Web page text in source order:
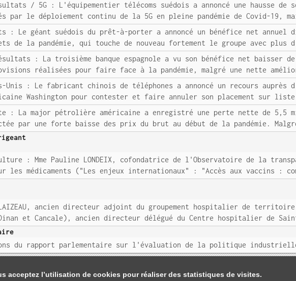
acceptez l’utilisation de cookies pour réaliser des statistiques de visites.
/ 5G : L'équipementier télécoms suédois a annoncé une hausse de
par le déploiement continu de la 5G en pleine pandémie de Covid-19,
: Le géant suédois du prêt-à-porter a annoncé un bénéfice net annuel
de la pandémie, qui touche de nouveau fortement le groupe avec plus
: La troisième banque espagnole a vu son bénéfice net baisser de
réalisées pour faire face à la pandémie, malgré une nette
Unis : Le fabricant chinois de téléphones a annoncé un recours auprès
Washington pour contester et faire annuler son placement sur
: La major pétrolière américaine a enregistré une perte nette de 5,5
par une forte baisse des prix du brut au début de la pandémie.
: Mme Pauline LONDEIX, cofondatrice de l'Observatoire de la
les médicaments ("Les enjeux internationaux" : "Accès aux vaccins :
ancien directeur adjoint du groupement hospitalier de territoire
et Cancale), ancien directeur délégué du Centre hospitalier de
du rapport parlementaire sur l'évaluation de la politique